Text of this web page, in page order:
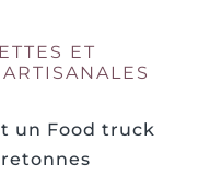
ET
un Food truck